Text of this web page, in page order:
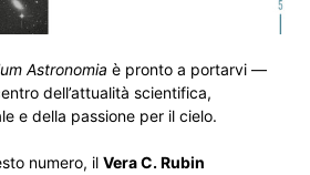
Astronomia è pronto a portarvi —
dell’attualità scientifica,
e della passione per il cielo.
numero, il Vera C. Rubin